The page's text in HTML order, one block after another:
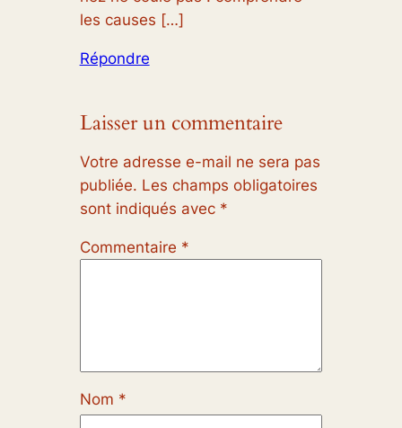
les causes […]
Répondre
Laisser un commentaire
Votre adresse e-mail ne sera pas
publiée. Les champs obligatoires
sont indiqués avec *
Commentaire *
Nom *